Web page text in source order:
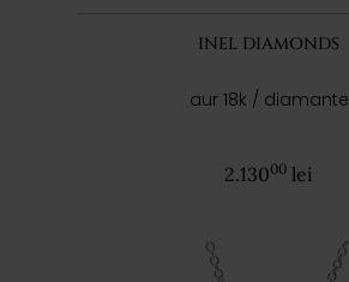
INEL DIAMONDS
aur 18k / diamante
2.13000 lei